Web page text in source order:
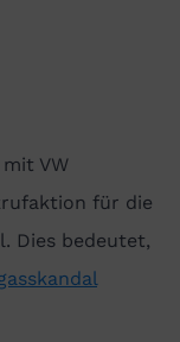
VW
für die
Dies bedeutet,